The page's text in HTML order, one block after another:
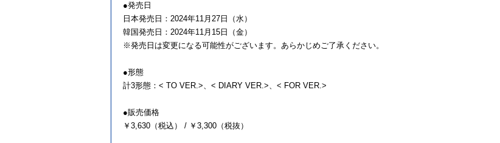
●発売日
日本発売日：2024年11月27日（水）
韓国発売日：2024年11月15日（金）
※発売日は変更になる可能性がございます。あらかじめご了承ください。
●形態
計3形態：< TO VER.>、< DIARY VER.>、< FOR VER.>
●販売価格
￥3,630（税込） / ￥3,300（税抜）